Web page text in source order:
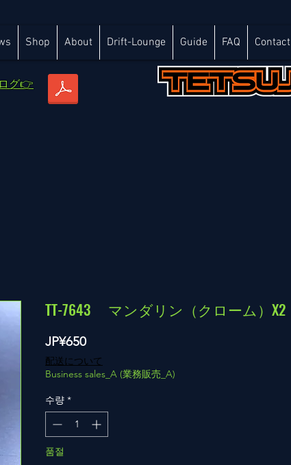
Shop About Drift-Lounge Guide FAQ Contact
グ👉
TT-7643 マンダリン（クローム）X2
JP¥650가
격
配送について
Business sales_A (業務販売_A)
수량 *
품절